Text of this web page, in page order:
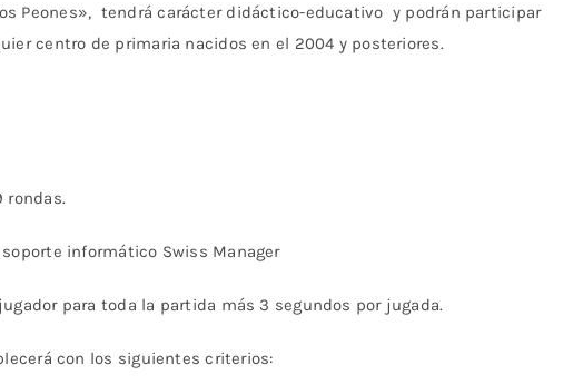
Peones», tendrá carácter didáctico-educativo y podrán participar
centro de primaria nacidos en el 2004 y posteriores.
rondas.
informático Swiss Manager
para toda la partida más 3 segundos por jugada.
con los siguientes criterios: